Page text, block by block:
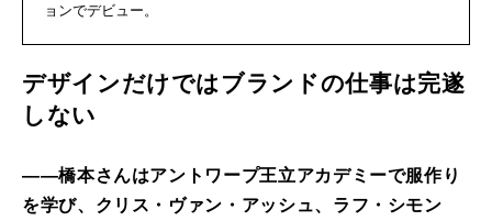
ョンでデビュー。
デザインだけではブランドの仕事は完遂
しない
――橋本さんはアントワープ王立アカデミーで服作り
を学び、クリス・ヴァン・アッシュ、ラフ・シモン